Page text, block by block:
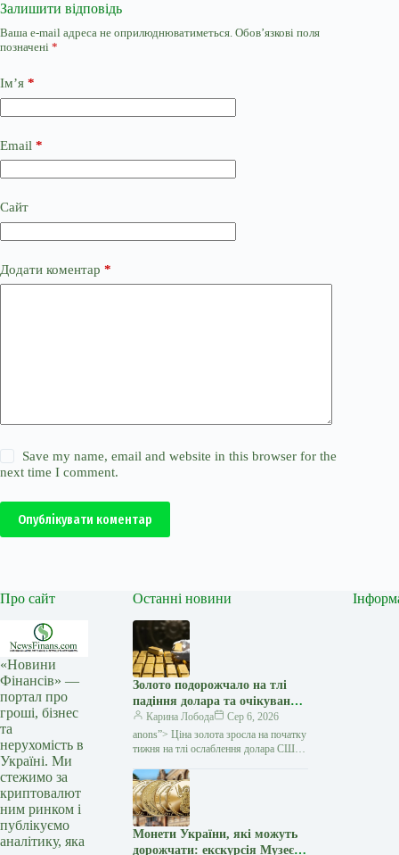
Залишити відповідь
Ваша e-mail адреса не оприлюднюватиметься. Обов’язкові поля
позначені *
Ім’я *
Email *
Сайт
Додати коментар *
Save my name, email and website in this browser for the
next time I comment.
Опублікувати коментар
Про сайт
«Новини
Фінансів» —
портал про
гроші, бізнес
та
нерухомість в
Україні. Ми
стежимо за
криптовалют
ним ринком і
публікуємо
аналітику, яка
Останні новини
Золото подорожчало на тлі
падіння долара та очікувань
переговорів США з Іраном —
Мінфін
Карина Лобода
Сер 6, 2026
anons”> Ціна золота зросла на початку
тижня на тлі ослаблення долара США
витка інфляції. Як повідомляє Reuters,
ринок…
Монети України, які можуть
дорожчати: екскурсія Музеєм